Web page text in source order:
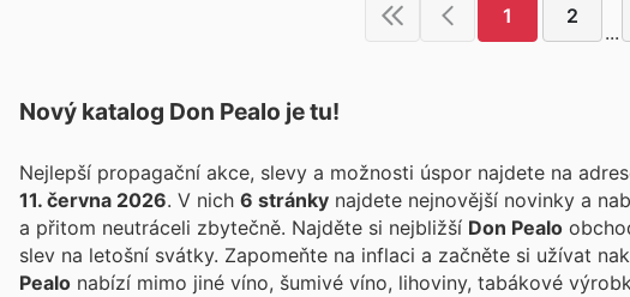
1 2
...
Nový katalog Don Pealo je tu!
Nejlepší propagační akce, slevy a možnosti úspor najdete na
11. června 2026 . V nich 6 stránky najdete nejnovější novinky a
a přitom neutráceli zbytečně. Najděte si nejbližší Don Pealo
slev na letošní svátky. Zapomeňte na inflaci a začněte si užívat
Pealo nabízí mimo jiné víno, šumivé víno, lihoviny, tabákové